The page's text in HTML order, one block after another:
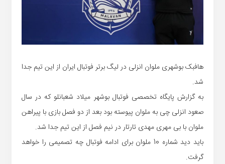
هافبک بوشهری ملوان انزلی در لیگ برتر فوتبال ایران از این تیم جدا
شد.
به گزارش پایگاه تخصصی فوتبال بوشهر میلاد شعبانلو که در سال
صعود انزلی چی به ملوان پیوسته بود بعد از دو فصل بازی با پیراهن
ملوان با بی مهری مهدی تارتار در نیم فصل از این تیم جدا شد.
باید دید شماره 10 ملوان برای ادامه فوتبال چه تصمیمی را خواهد
گرفت.